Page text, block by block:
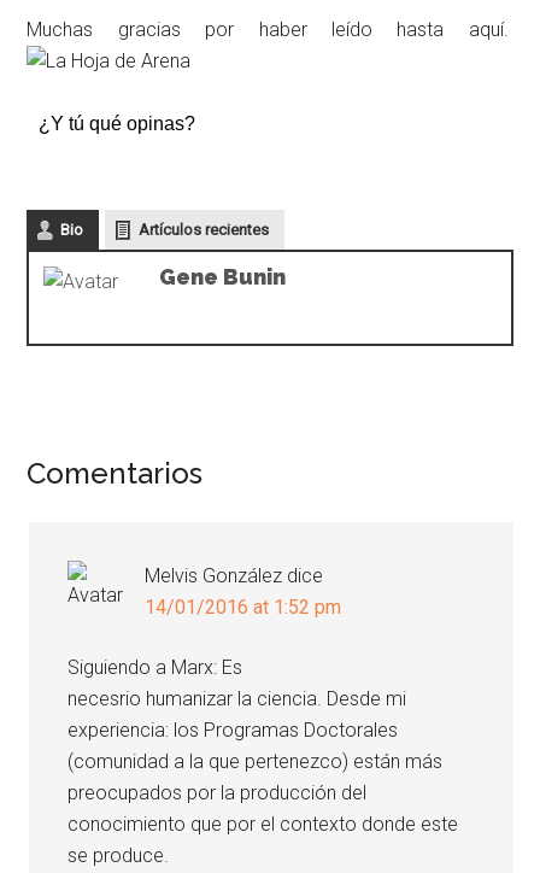
Muchas gracias por haber leído hasta aquí.
¿Y tú qué opinas?
Bio Artículos recientes
Gene Bunin
Comentarios
Melvis González dice
14/01/2016 at 1:52 pm
Siguiendo a Marx: Es
necesrio humanizar la ciencia. Desde mi
experiencia: los Programas Doctorales
(comunidad a la que pertenezco) están más
preocupados por la producción del
conocimiento que por el contexto donde este
se produce.